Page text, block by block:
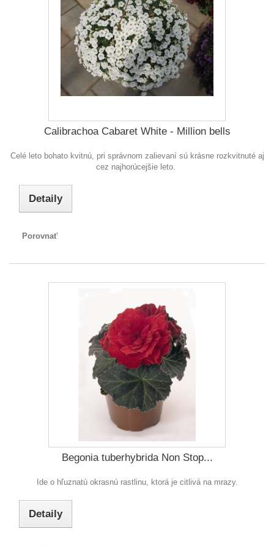
Calibrachoa Cabaret White - Million bells
Celé leto bohato kvitnú, pri správnom zalievaní sú krásne rozkvitnuté aj
cez najhorúcejšie leto.
Detaily
Porovnať
Begonia tuberhybrida Non Stop...
Ide o hľuznatú okrasnú rastlinu, ktorá je citlivá na mrazy.
Detaily